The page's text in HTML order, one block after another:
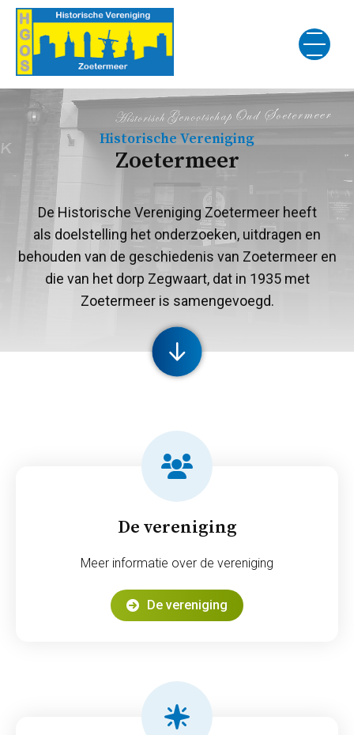
Historische Vereniging
Zoetermeer
De Historische Vereniging Zoetermeer heeft
als doelstelling het onderzoeken, uitdragen en
behouden van de geschiedenis van Zoetermeer en
die van het dorp Zegwaart, dat in 1935 met
Zoetermeer is samengevoegd.
De vereniging
Meer informatie over de vereniging
De vereniging